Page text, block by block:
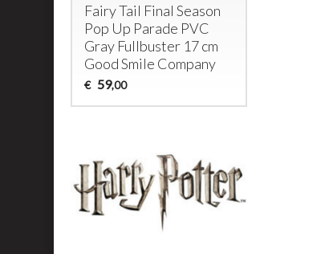
Fairy Tail Final Season
Pop Up Parade PVC
Gray Fullbuster 17 cm
Good Smile Company
€ 59,00